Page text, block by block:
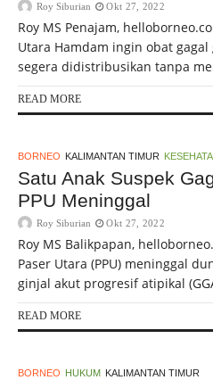
Roy Siburian Okt 27, 2022
Roy MS Penajam,
Utara Hamdam ingin obat
segera didistribusikan tanpa
READ MORE
BORNEO KALIMANTAN TIMUR
Satu Anak Suspek
PPU Meninggal
Roy Siburian Okt 27, 2022
Roy MS Balikpapan,
Paser Utara (PPU) meninggal
ginjal akut progresif atipikal
READ MORE
BORNEO HUKUM KALIMANTAN TIMUR